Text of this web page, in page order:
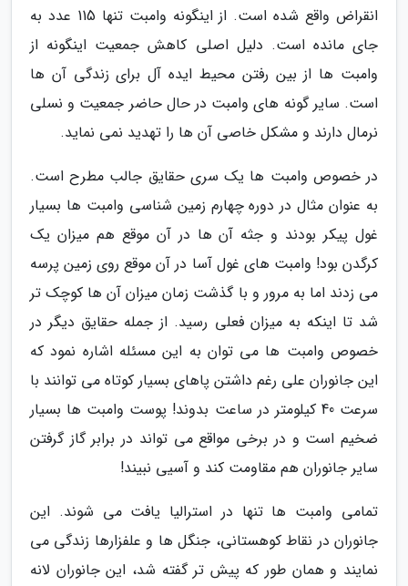
انقراض واقع شده است. از اینگونه وامبت تنها 115 عدد به
جای مانده است. دلیل اصلی کاهش جمعیت اینگونه از
وامبت ها از بین رفتن محیط ایده آل برای زندگی آن ها
است. سایر گونه های وامبت در حال حاضر جمعیت و نسلی
نرمال دارند و مشکل خاصی آن ها را تهدید نمی نماید.
در خصوص وامبت ها یک سری حقایق جالب مطرح است.
به عنوان مثال در دوره چهارم زمین شناسی وامبت ها بسیار
غول پیکر بودند و جثه آن ها در آن موقع هم میزان یک
کرگدن بود! وامبت های غول آسا در آن موقع روی زمین پرسه
می زدند اما به مرور و با گذشت زمان میزان آن ها کوچک تر
شد تا اینکه به میزان فعلی رسید. از جمله حقایق دیگر در
خصوص وامبت ها می توان به این مسئله اشاره نمود که
این جانوران علی رغم داشتن پاهای بسیار کوتاه می توانند با
سرعت 40 کیلومتر در ساعت بدوند! پوست وامبت ها بسیار
ضخیم است و در برخی مواقع می تواند در برابر گاز گرفتن
سایر جانوران هم مقاومت کند و آسیی نبیند!
تمامی وامبت ها تنها در استرالیا یافت می شوند. این
جانوران در نقاط کوهستانی، جنگل ها و علفزارها زندگی می
نمایند و همان طور که پیش تر گفته شد، این جانوران لانه